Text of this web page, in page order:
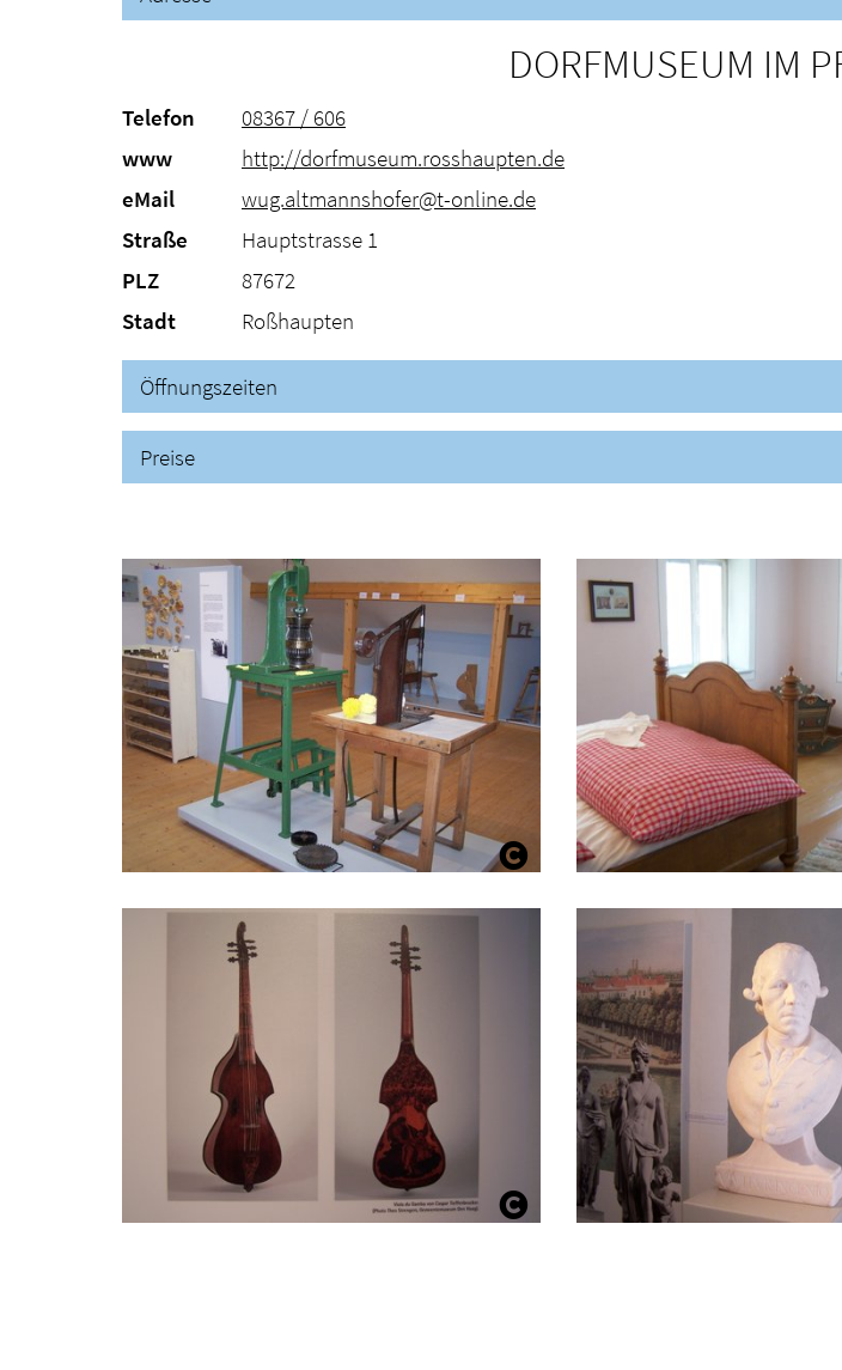
DORFMUSEUM IM
Telefon
08367 / 606
www
http://dorfmuseum.rosshaupten.de
eMail
wug.altmannshofer@t-online.de
Straße
Hauptstrasse 1
PLZ
87672
Stadt
Roßhaupten
Öffnungszeiten
Preise